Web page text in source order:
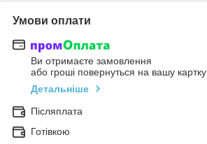
Умови оплати
Ви отримаєте замовлення
або гроші повернуться на вашу картку
Детальніше
Післяплата
Готівкою